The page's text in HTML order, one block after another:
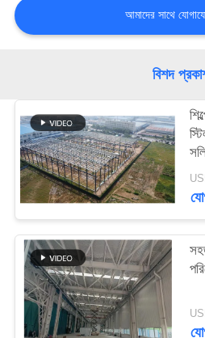
সাথে
যোগাযোগ
খবর
মামলা
সাইট
ম্যাপ
গোপনীয়তা
নীতি
আমাদের সাথে
বিশদ